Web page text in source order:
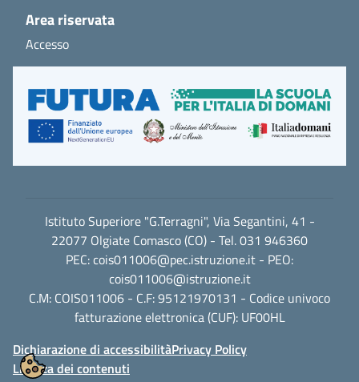
Area riservata
Accesso
Istituto Superiore "G.Terragni", Via Segantini, 41 -
22077 Olgiate Comasco (CO) - Tel. 031 946360
PEC:cois011006@pec.istruzione.it - PEO:
cois011006@istruzione.it
C.M: COIS011006 - C.F: 95121970131 - Codice univoco
fatturazione elettronica (CUF): UF00HL
Dichiarazione di accessibilitàPrivacy Policy
Licenza dei contenuti